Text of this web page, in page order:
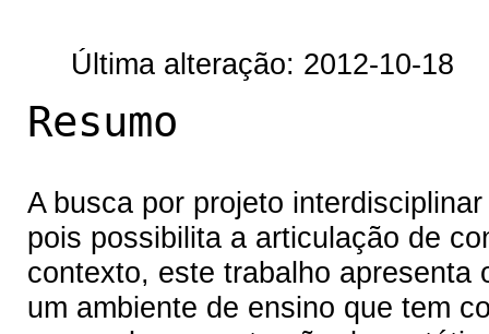
Última alteração: 2012-10-18
Resumo
A busca por projeto
pois possibilita a articulação de
contexto, este trabalho apresenta
um ambiente de ensino que tem